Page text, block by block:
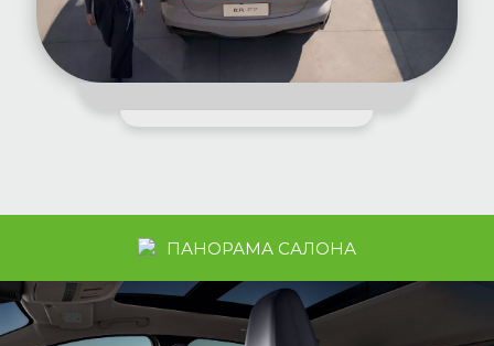
ПАНОРАМА САЛОНА